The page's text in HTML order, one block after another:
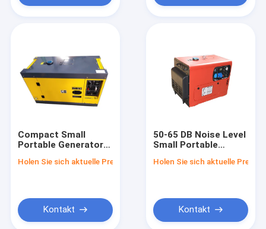
Videos
Über uns
Compact Small
Portable Generator
3000rpm/3600rpm
Holen Sie sich aktuelle Preis
Kontakt
50-65 DB Noise Level
Small Portable
3000rpm/3600rpm
Holen Sie sich aktuelle Preis
Kontakt